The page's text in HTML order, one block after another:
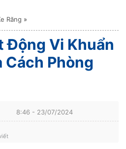
Răng »
Động Vi Khuẩn
Cách Phòng
8:46 - 23/07/2024